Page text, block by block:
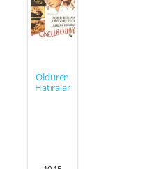
Öldüren
Hatıralar